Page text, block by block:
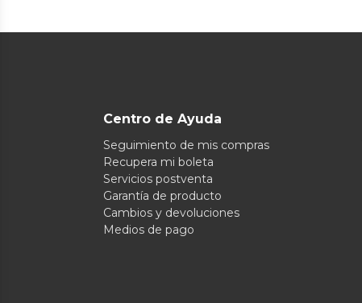
Centro de Ayuda
Seguimiento de mis compras
Recupera mi boleta
Servicios postventa
Garantía de producto
Cambios y devoluciones
Medios de pago